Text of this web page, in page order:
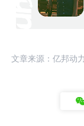
文章来源：亿邦动力